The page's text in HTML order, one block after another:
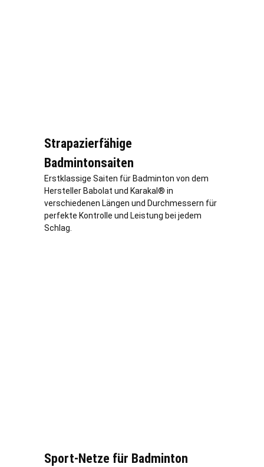
Strapazierfähige
Badmintonsaiten
Erstklassige Saiten für Badminton von dem
Hersteller Babolat und Karakal® in
verschiedenen Längen und Durchmessern für
perfekte Kontrolle und Leistung bei jedem
Schlag.
Sport-Netze für Badminton